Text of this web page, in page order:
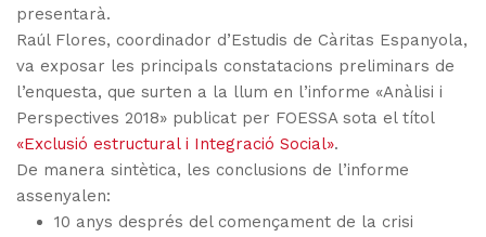
presentarà.
Raúl Flores, coordinador d’Estudis de Càritas Espanyola,
va exposar les principals constatacions preliminars de
l’enquesta, que surten a la llum en l’informe «Anàlisi i
Perspectives 2018» publicat per FOESSA sota el títol
«Exclusió estructural i Integració Social».
De manera sintètica, les conclusions de l’informe
assenyalen:
10 anys després del començament de la crisi